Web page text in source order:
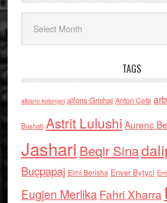
TAGS
albano kolonjari alfons Grishaj Anton Cefa
Bushati Astrit Lulushi Aurenc
Jashari Beqir Sina
Buçpapaj Elmi Berisha Enver Bytyci
Eugjen MerlikaFahri Xharra